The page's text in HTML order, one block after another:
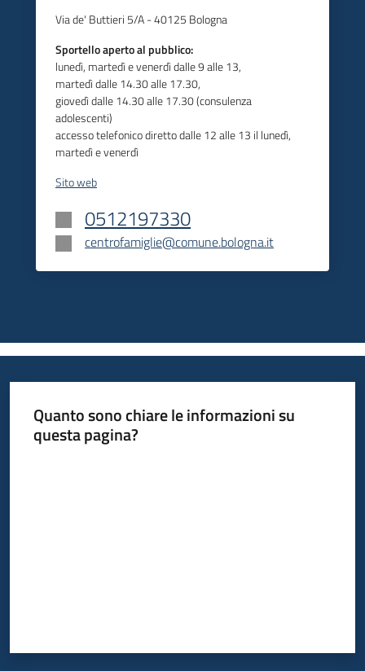
Via de' Buttieri 5/A - 40125 Bologna
Sportello aperto al pubblico:
lunedì, martedì e venerdì dalle 9 alle 13,
martedì dalle 14.30 alle 17.30,
giovedì dalle 14.30 alle 17.30 (consulenza
adolescenti)
accesso telefonico diretto dalle 12 alle 13 il lunedì,
martedì e venerdì
Sito web
0512197330
centrofamiglie@comune.bologna.it
Quanto sono chiare le informazioni su
questa pagina?